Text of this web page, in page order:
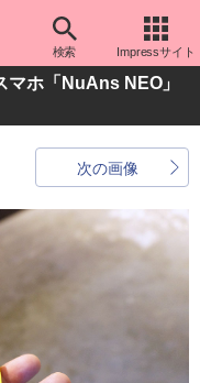
検索 Impressサイト
ホ「NuAns NEO」
次の画像